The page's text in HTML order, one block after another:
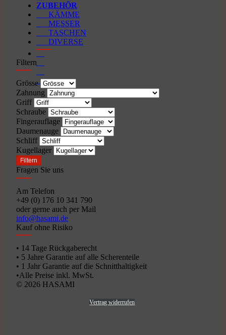
ZUBEHÖR
KÄMME
MESSER
TASCHEN
DIVERSE
Filtern
Grösse
Zahnung
Griff
Schraube
Fingerauflage
Daumenauge
Schliff
Kugellager
Filtern
Fragen Sie uns
Am Telefon
+49 (0) 176 10 341 790
oder gerne auch per Mail
info@hasami.de
Kauf ohne Risiko
• 14 Tage Rückgaberecht
• 5 Jahre Garantie auf alle Scherenteile
• 1 Jahr Garantie auf die Schnitthaltigkeit
•Alle Preise inkl. MwSt.
© 2026 HASAMI
Vertrag widerrufen